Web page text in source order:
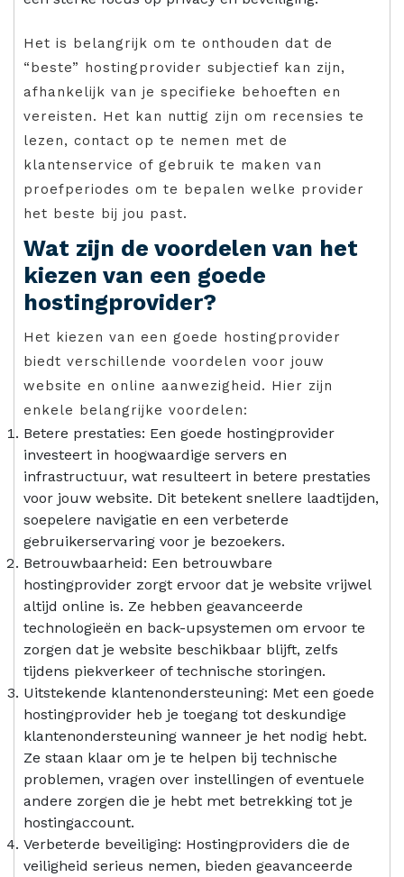
Het is belangrijk om te onthouden dat de
“beste” hostingprovider subjectief kan zijn,
afhankelijk van je specifieke behoeften en
vereisten. Het kan nuttig zijn om recensies te
lezen, contact op te nemen met de
klantenservice of gebruik te maken van
proefperiodes om te bepalen welke provider
het beste bij jou past.
Wat zijn de voordelen van het
kiezen van een goede
hostingprovider?
Het kiezen van een goede hostingprovider
biedt verschillende voordelen voor jouw
website en online aanwezigheid. Hier zijn
enkele belangrijke voordelen:
Betere prestaties: Een goede hostingprovider
investeert in hoogwaardige servers en
infrastructuur, wat resulteert in betere prestaties
voor jouw website. Dit betekent snellere laadtijden,
soepelere navigatie en een verbeterde
gebruikerservaring voor je bezoekers.
Betrouwbaarheid: Een betrouwbare
hostingprovider zorgt ervoor dat je website vrijwel
altijd online is. Ze hebben geavanceerde
technologieën en back-upsystemen om ervoor te
zorgen dat je website beschikbaar blijft, zelfs
tijdens piekverkeer of technische storingen.
Uitstekende klantenondersteuning: Met een goede
hostingprovider heb je toegang tot deskundige
klantenondersteuning wanneer je het nodig hebt.
Ze staan klaar om je te helpen bij technische
problemen, vragen over instellingen of eventuele
andere zorgen die je hebt met betrekking tot je
hostingaccount.
Verbeterde beveiliging: Hostingproviders die de
veiligheid serieus nemen, bieden geavanceerde